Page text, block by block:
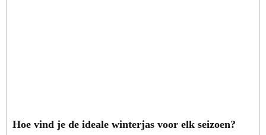
Hoe vind je de ideale winterjas voor elk seizoen?